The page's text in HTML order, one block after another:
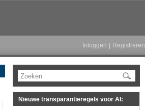
Inloggen Registreren
Zoeken
Nieuwe transparantieregels voor AI: